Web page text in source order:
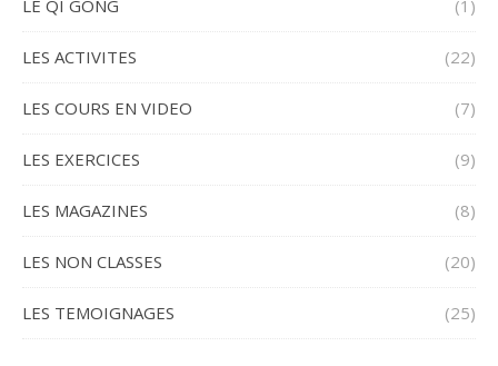
LE QI GONG (1)
LES ACTIVITES (22)
LES COURS EN VIDEO (7)
LES EXERCICES (9)
LES MAGAZINES (8)
LES NON CLASSES (20)
LES TEMOIGNAGES (25)